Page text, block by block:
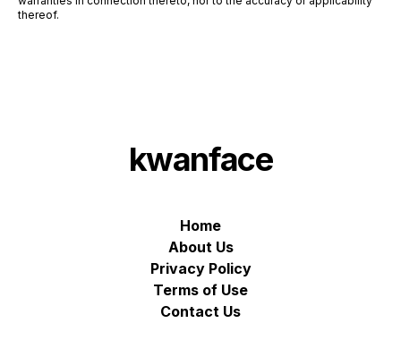
thereof.
kwanface
Home
About Us
Privacy Policy
Terms of Use
Contact Us